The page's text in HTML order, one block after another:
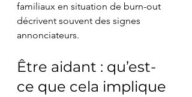
familiaux en situation de burn-out
décrivent souvent des signes
annonciateurs.
Être aidant : qu’est-
ce que cela implique